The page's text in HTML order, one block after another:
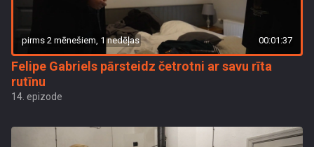
pirms 2 mēnešiem, 1 nedēļas 00:01:37
Felipe Gabriels pārsteidz četrotni ar savu rīta
rutīnu
14. epizode